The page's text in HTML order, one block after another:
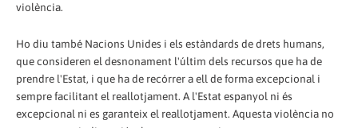
violència.
Ho diu també Nacions Unides i els estàndards de drets humans,
que consideren el desnonament l'últim dels recursos que ha de
prendre l'Estat, i que ha de recórrer a ell de forma excepcional i
sempre facilitant el reallotjament. A l'Estat espanyol ni és
excepcional ni es garanteix el reallotjament. Aquesta violència no